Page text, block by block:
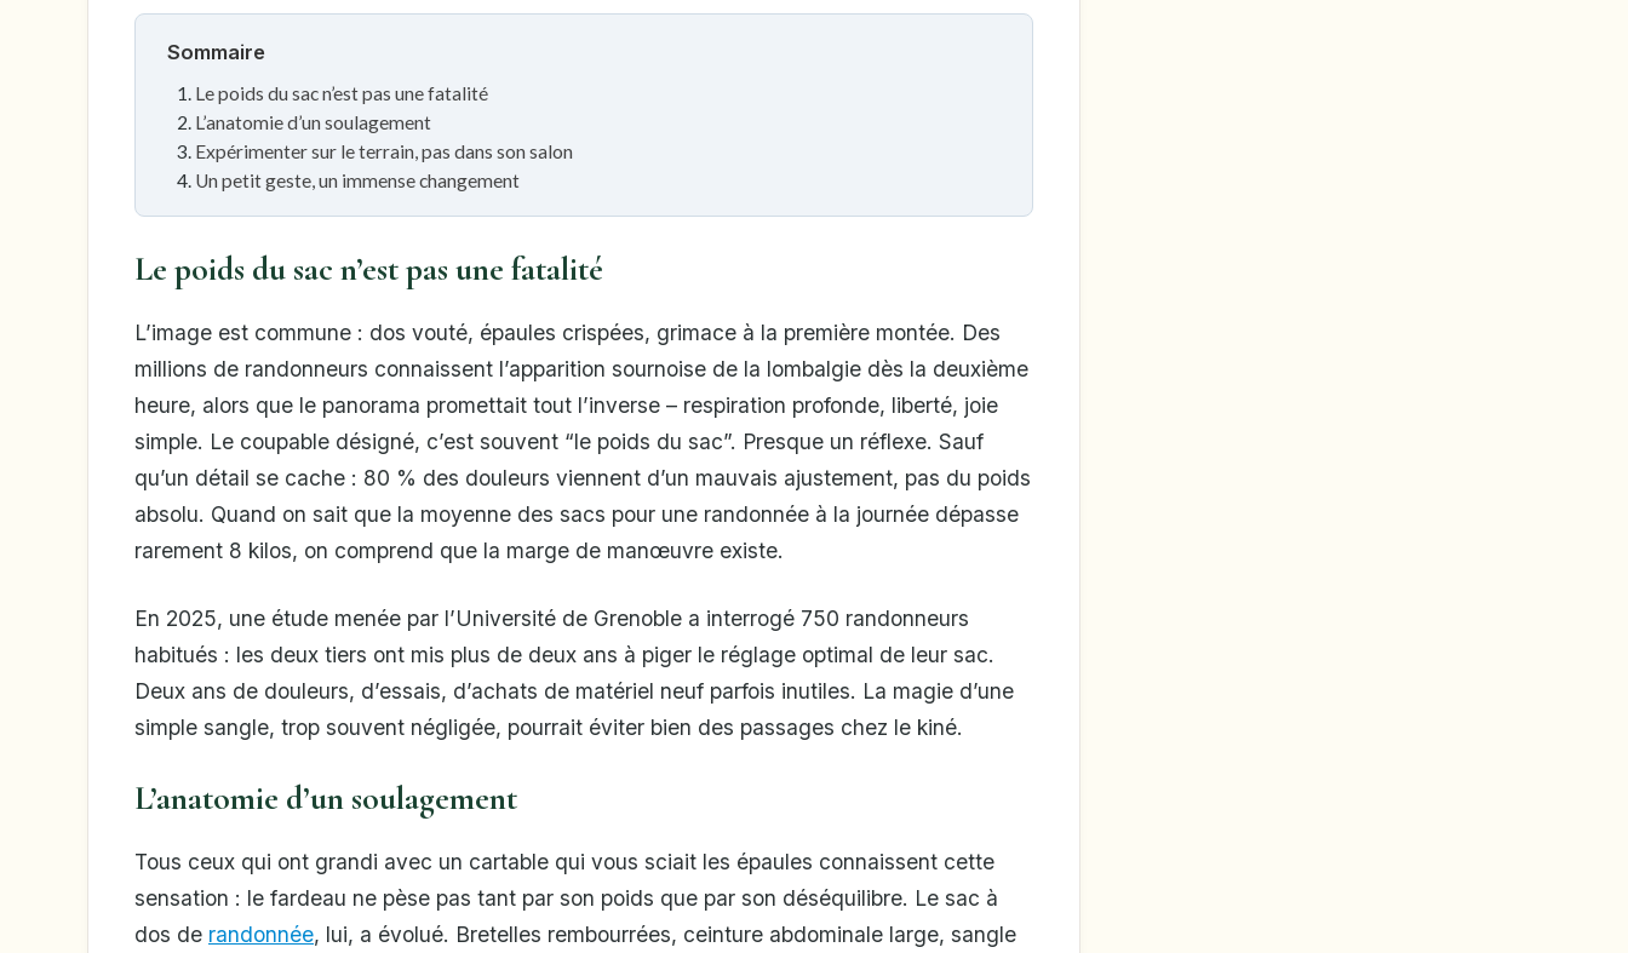
Sommaire
Le poids du sac n’est pas une fatalité
L’anatomie d’un soulagement
Expérimenter sur le terrain, pas dans son salon
Un petit geste, un immense changement
Le poids du sac n’est pas une fatalité
L’image est commune : dos vouté, épaules crispées, grimace à la première montée. Des
millions de randonneurs connaissent l’apparition sournoise de la lombalgie dès la deuxième
heure, alors que le panorama promettait tout l’inverse – respiration profonde, liberté, joie
simple. Le coupable désigné, c’est souvent “le poids du sac”. Presque un réflexe. Sauf
qu’un détail se cache : 80 % des douleurs viennent d’un mauvais ajustement, pas du poids
absolu. Quand on sait que la moyenne des sacs pour une randonnée à la journée dépasse
rarement 8 kilos, on comprend que la marge de manœuvre existe.
En 2025, une étude menée par l’Université de Grenoble a interrogé 750 randonneurs
habitués : les deux tiers ont mis plus de deux ans à piger le réglage optimal de leur sac.
Deux ans de douleurs, d’essais, d’achats de matériel neuf parfois inutiles. La magie d’une
simple sangle, trop souvent négligée, pourrait éviter bien des passages chez le kiné.
L’anatomie d’un soulagement
Tous ceux qui ont grandi avec un cartable qui vous sciait les épaules connaissent cette
sensation : le fardeau ne pèse pas tant par son poids que par son déséquilibre. Le sac à
dos de randonnée, lui, a évolué. Bretelles rembourrées, ceinture abdominale large, sangle